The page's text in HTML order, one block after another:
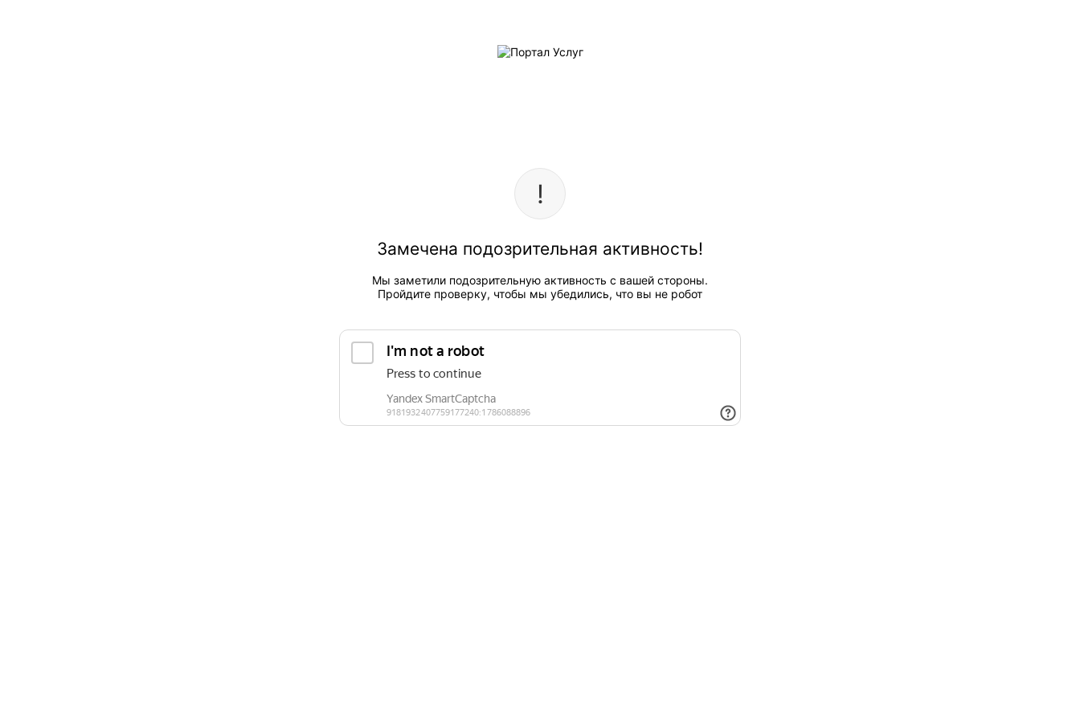
Замечена подозрительная активность!
Мы заметили подозрительную активность с вашей стороны.
Пройдите проверку, чтобы мы убедились, что вы не робот